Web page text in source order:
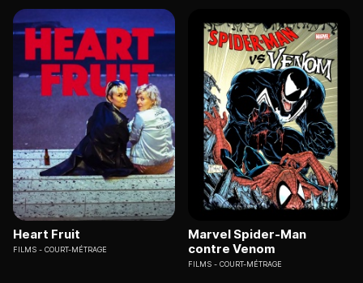
Heart Fruit
FILMS COURT-MÉTRAGE
Marvel Spider-Man
contre Venom
FILMS COURT-MÉTRAGE